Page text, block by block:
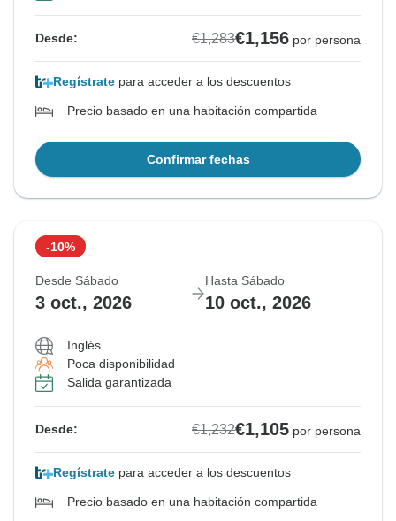
Desde: €1,283€1,156 por persona
Regístrate para acceder a los descuentos
Precio basado en una habitación compartida
Confirmar fechas
-10%
Desde Sábado
3 oct., 2026
Hasta Sábado
10 oct., 2026
Inglés
Poca disponibilidad
Salida garantizada
Desde: €1,232€1,105 por persona
Regístrate para acceder a los descuentos
Precio basado en una habitación compartida